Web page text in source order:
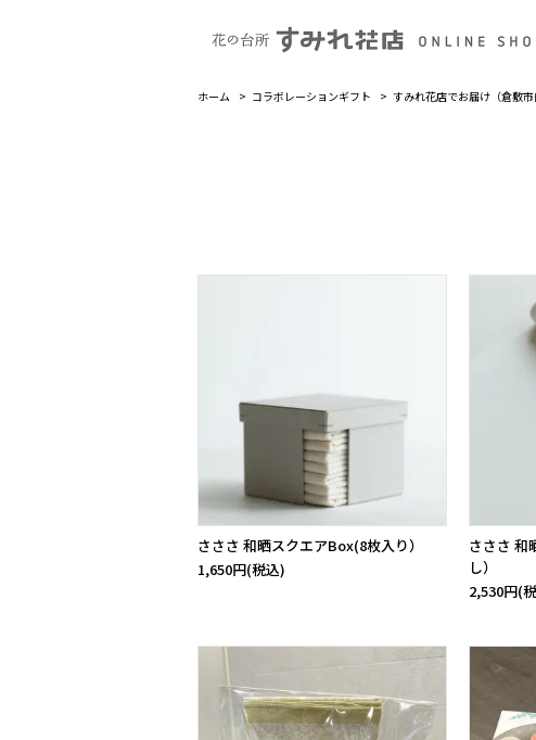
ホーム コラボレーションギフト すみれ花店でお届け（倉敷市
さささ 和晒スクエアBox(8枚入り）
1,650円(税込)
さささ 和
し）
2,530円(